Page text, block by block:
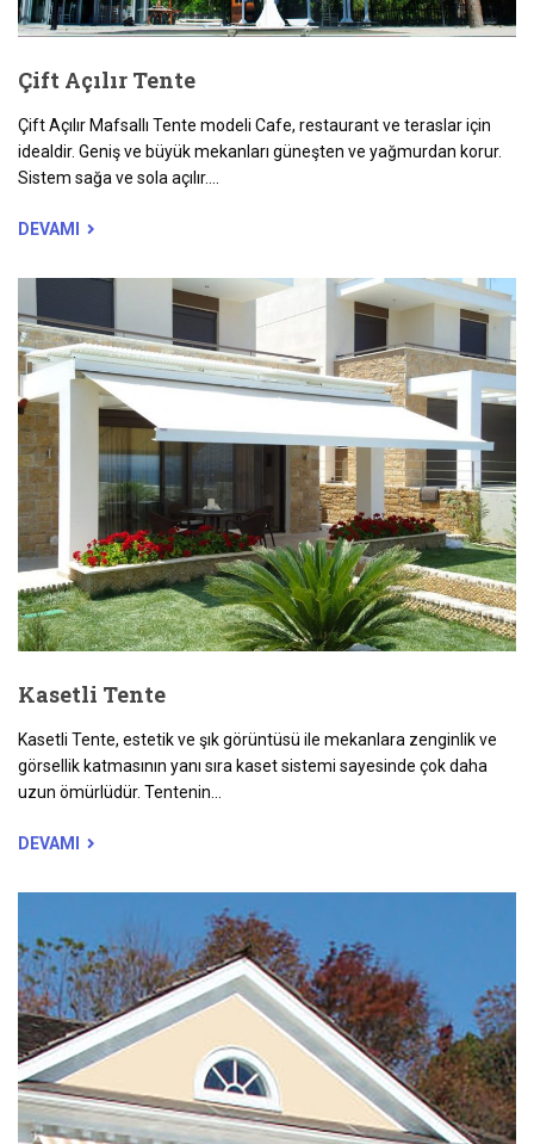
Çift Açılır Tente
Çift Açılır Mafsallı Tente modeli Cafe, restaurant ve teraslar için
idealdir. Geniş ve büyük mekanları güneşten ve yağmurdan korur.
Sistem sağa ve sola açılır....
DEVAMI
Kasetli Tente
Kasetli Tente, estetik ve şık görüntüsü ile mekanlara zenginlik ve
görsellik katmasının yanı sıra kaset sistemi sayesinde çok daha
uzun ömürlüdür. Tentenin...
DEVAMI